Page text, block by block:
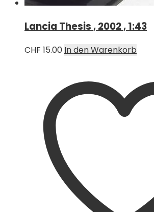
Lancia Thesis , 2002 , 1:43
CHF 15.00 In den Warenkorb